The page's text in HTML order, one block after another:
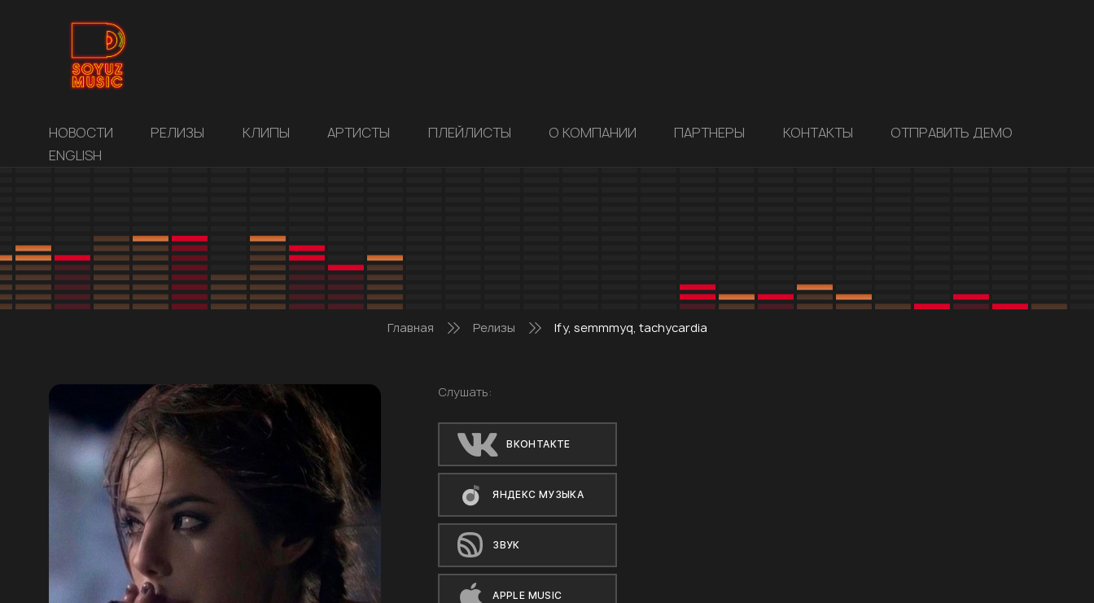
НОВОСТИ РЕЛИЗЫ КЛИПЫ АРТИСТЫ ПЛЕЙЛИСТЫ О КОМПАНИИ ПАРТНЕРЫ КОНТАКТЫ
ОТПРАВИТЬ ДЕМО
ENGLISH
Главная Релизы lfy, semmmyq, tachycardia
Слушать:
ВКОНТАКТЕ
ЯНДЕКС МУЗЫКА
ЗВУК
APPLE MUSIC